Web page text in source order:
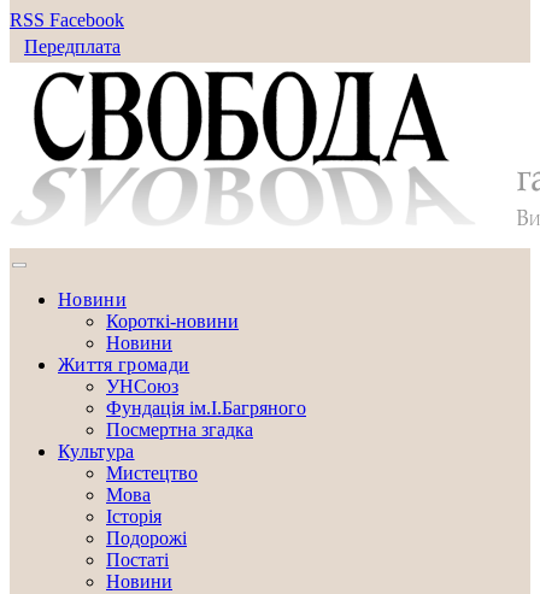
RSS Facebook
Передплата
Новини
Короткі-новини
Новини
Життя громади
УНСоюз
Фундація ім.І.Багряного
Посмертна згадка
Культура
Мистецтво
Мова
Історія
Подорожі
Постаті
Новини